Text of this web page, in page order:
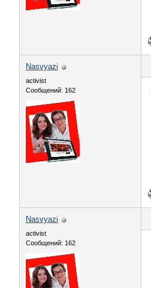
Nasvyazi
activist
Сообщений: 162
Nasvyazi
activist
Сообщений: 162